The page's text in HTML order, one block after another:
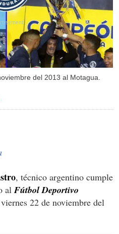
del 2013 al Motagua.
X
X
, técnico argentino cumple
alFútbol Deportivo
22 de noviembre del